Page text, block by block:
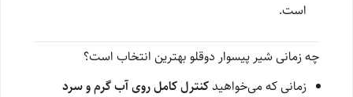
است.
چه زمانی شیر پیسوار دوقلو بهترین انتخاب است؟
زمانی که می‌خواهیدکنترل کامل روی آب گرم و سرد